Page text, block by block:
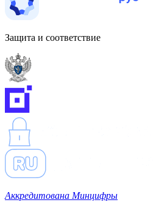
Защита и соответствие
Аккредитована Минцифры